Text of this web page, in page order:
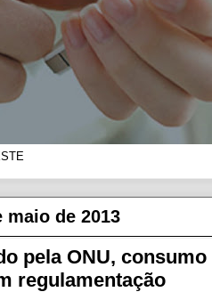
maio de 2013
pela ONU,
regulamentação